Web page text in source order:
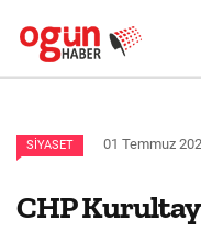
SIYASET 01 Temmuz
CHP Kurultay